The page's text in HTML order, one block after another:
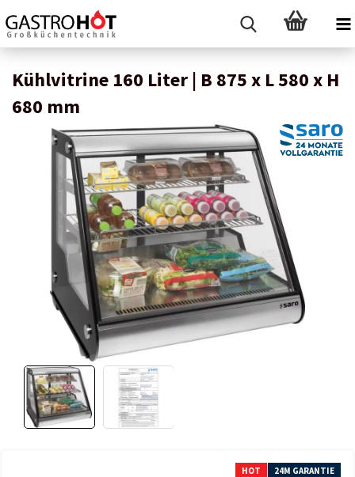
Kühlvitrine 160 Liter | B 875 x L 580 x H
680 mm
HOT 24M GARANTIE